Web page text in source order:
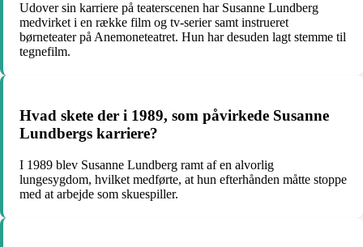
Udover sin karriere på teaterscenen har Susanne Lundberg
medvirket i en række film og tv-serier samt instrueret
børneteater på Anemoneteatret. Hun har desuden lagt stemme til
tegnefilm.
Hvad skete der i 1989, som påvirkede Susanne
Lundbergs karriere?
I 1989 blev Susanne Lundberg ramt af en alvorlig
lungesygdom, hvilket medførte, at hun efterhånden måtte stoppe
med at arbejde som skuespiller.